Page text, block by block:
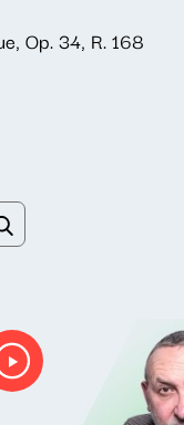
Op. 34, R. 168